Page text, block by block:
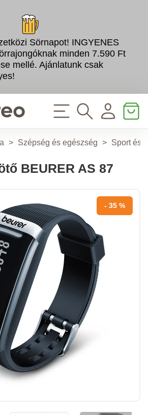
Sörnapot! INGYENES
minden 7.590 Ft
mellé. Ajánlatunk csak
> Szépség és egészség > Sport és
BEURER AS 87
- 35 %